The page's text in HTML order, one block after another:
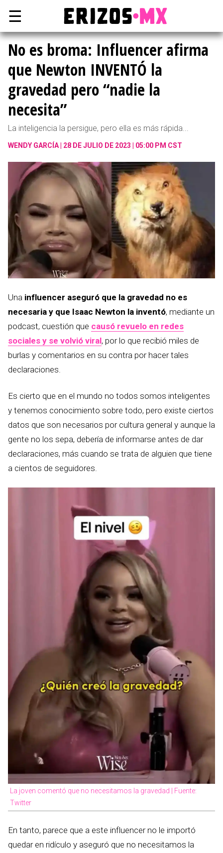
☰
No es broma: Influencer afirma
que Newton INVENTÓ la
gravedad pero “nadie la
necesita”
La inteligencia la persigue, pero ella es más rápida...
WENDY GARCÍA 28 DE JULIO DE 2023 | 05:00 PM CST
Una influencer aseguró que la gravedad no es
necesaria y que Isaac Newton la inventó, mediante un
podcast, cuestión que causó revuelo en redes
sociales y se volvió viral, por lo que recibió miles de
burlas y comentarios en su contra por hacer tales
declaraciones.
Es cierto que en el mundo no todos somos inteligentes
y tenemos conocimiento sobre todo, pero existe ciertos
datos que son necesarios por cultura general y aunque la
gente no los sepa, debería de informarse antes de dar
declaraciones, más cuando se trata de alguien que tiene
a cientos de seguidores.
La joven comentó que no necesitamos la gravedad | Fuente:
Twitter
En tanto, parece que a este influencer no le importó
quedar en ridículo y aseguró que no necesitamos la